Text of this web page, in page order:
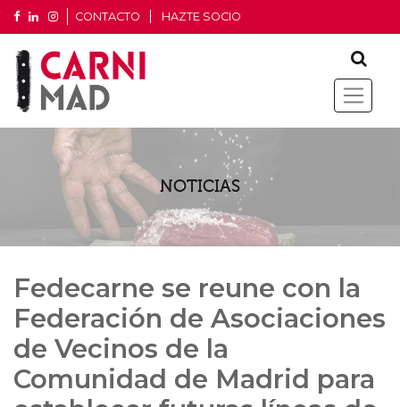
CONTACTO HAZTE SOCIO
NOTICIAS
Fedecarne se reune con la
Federación de Asociaciones
de Vecinos de la
Comunidad de Madrid para